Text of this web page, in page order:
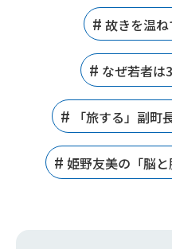
故きを温
なぜ若者は
「旅する」副
姫野友美の「脳と